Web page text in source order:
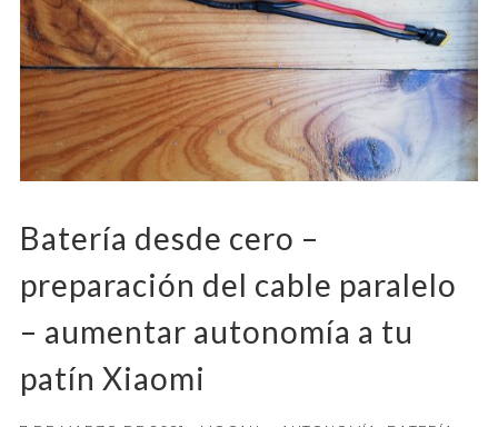
Batería desde cero –
preparación del cable paralelo
– aumentar autonomía a tu
patín Xiaomi